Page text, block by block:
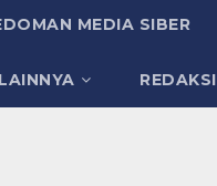
MEDIA SIBER
LAINNYA REDAKSI